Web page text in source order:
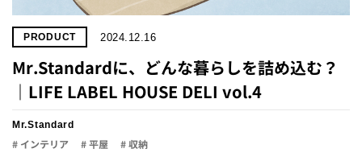
PRODUCT 2024.12.16
Mr.Standardに、どんな暮らしを詰め込む？
｜LIFE LABEL HOUSE DELI vol.4
Mr.Standard
# インテリア # 平屋 # 収納